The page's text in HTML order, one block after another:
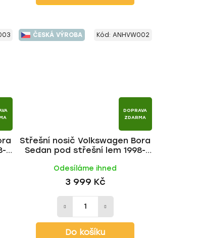
ČESKÁ VÝROBA
DOPRAVA
ZDARMA
Střešní nosič Volkswagen Bora
Sedan pod střešní lem 1998-
Odesíláme ihned
3 999 Kč
Do košíku
Kód: ANHVW002